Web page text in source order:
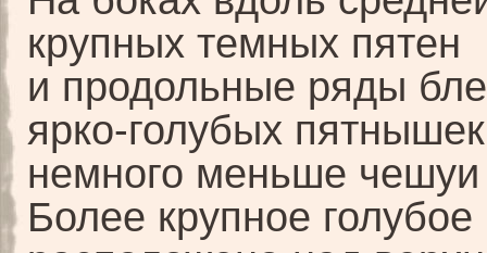
крупных темных пятен
и продольные ряды
ярко-голубых
немного меньше
Более крупное голубое